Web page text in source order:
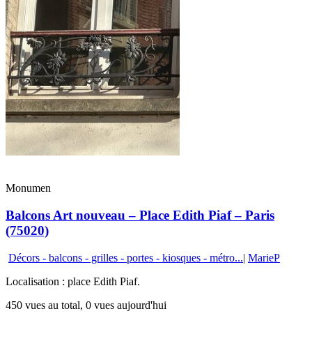
Monumen
Balcons Art nouveau – Place Edith Piaf – Paris
(75020)
Décors - balcons - grilles - portes - kiosques - métro...| MarieP
Localisation : place Edith Piaf.
450 vues au total, 0 vues aujourd'hui